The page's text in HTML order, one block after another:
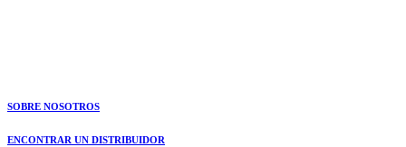
SOBRE NOSOTROS
ENCONTRAR UN DISTRIBUIDOR